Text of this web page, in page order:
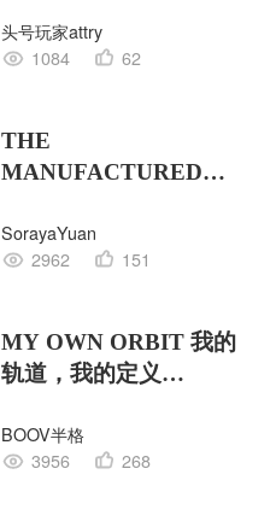
头号玩家attry
1084
62
THE
MANUFACTURED
的工业版本
SorayaYuan
2962
151
MY OWN ORBIT 我的
轨道，我的定义
对
BOOV半格
3956
268